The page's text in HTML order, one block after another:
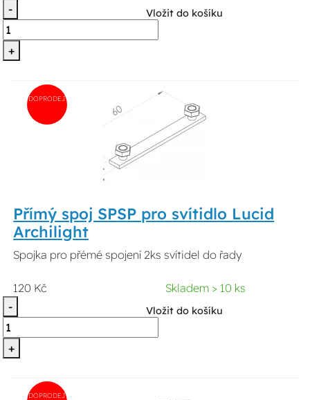
-
+
Vložit do košíku
DOPRODEJ
Přímý spoj SPSP pro svítidlo Lucid
Archilight
Spojka pro přémé spojení 2ks svítidel do řady
120 Kč
Skladem > 10 ks
-
+
Vložit do košíku
DOPRODEJ